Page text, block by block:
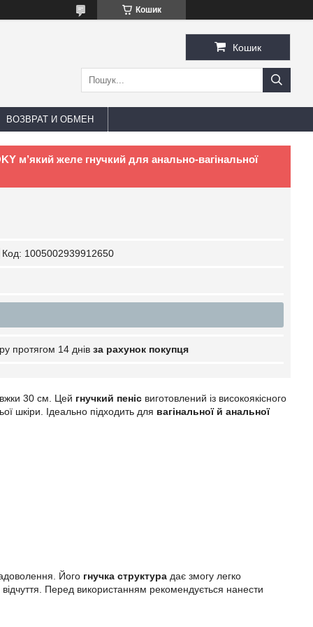
Кошик
Кошик
ВОЗВРАТ И ОБМЕН
м’який желе гнучкий для анально-вагінальної
Код: 1005002939912650
протягом 14 днів за рахунок покупця
30 см. Цей гнучкий пеніс виготовлений із високоякісного
шкіри. Ідеально підходить для вагінальної й анальної
Його гнучка структура дає змогу легко
відчуття. Перед використанням рекомендується нанести